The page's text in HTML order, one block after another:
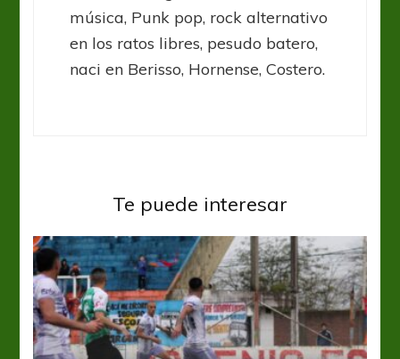
música, Punk pop, rock alternativo
en los ratos libres, pesudo batero,
naci en Berisso, Hornense, Costero.
Te puede interesar